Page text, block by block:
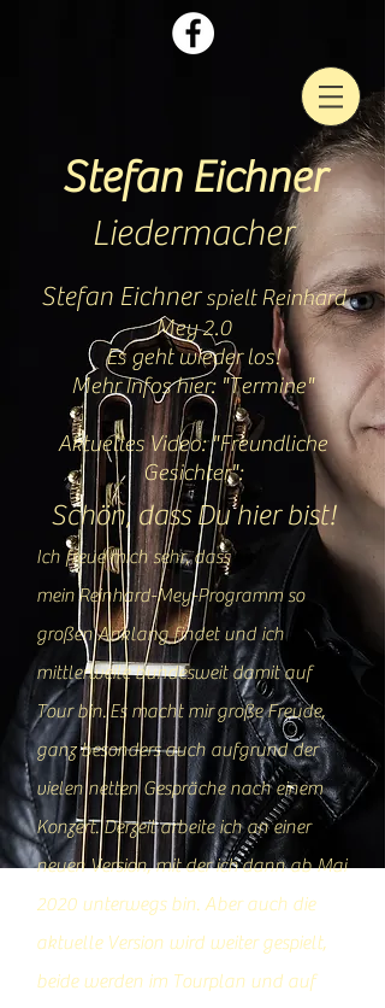
Stefan Eichner
Liedermacher
Stefan Eichnerspielt Reinhard
Mey 2.0
Es geht wieder los!
Mehr Infos hier: "Termine"
Aktuelles Video: "Freundliche
Gesichter":
Schön, dass Du hier bist!
Ich freue mich sehr, dass
mein Reinhard-Mey-Programm so
großen Anklang findet und ich
mittlerweile bundesweit damit auf
Tour bin.Es macht mir große Freude,
ganz besonders auch aufgrund der
vielen netten Gespräche nach einem
Konzert. Derzeit arbeite ich an einer
neuen Version, mit der ichdann ab Mai
2020 unterwegs bin. Aber auch die
aktuelle Version wird weiter gespielt,
beide werden im Tourplan und auf